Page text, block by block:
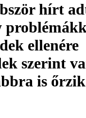
hírt
ellenére
szerint
is őrzik